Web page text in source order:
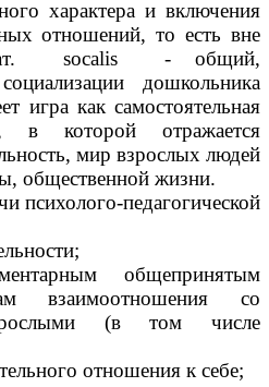
характера и включения
отношений, то есть вне
лат. socalis - общий,
дошкольника
игра как самостоятельная
в которой отражается
мир взрослых людей
общественной жизни.
педагогической
общепринятым
взаимоотношения со
(в том числе
отношения к себе;